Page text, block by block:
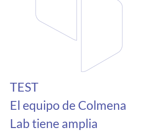
TEST
El equipo de Colmena
Lab tiene amplia